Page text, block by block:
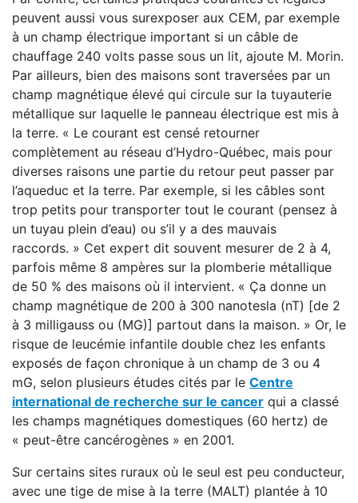
peuvent aussi vous surexposer aux CEM, par exemple
à un champ électrique important si un câble de
chauffage 240 volts passe sous un lit, ajoute M. Morin.
Par ailleurs, bien des maisons sont traversées par un
champ magnétique élevé qui circule sur la tuyauterie
métallique sur laquelle le panneau électrique est mis à
la terre. « Le courant est censé retourner
complètement au réseau d’Hydro-Québec, mais pour
diverses raisons une partie du retour peut passer par
l’aqueduc et la terre. Par exemple, si les câbles sont
trop petits pour transporter tout le courant (pensez à
un tuyau plein d’eau) ou s’il y a des mauvais
raccords. » Cet expert dit souvent mesurer de 2 à 4,
parfois même 8 ampères sur la plomberie métallique
de 50 % des maisons où il intervient. « Ça donne un
champ magnétique de 200 à 300 nanotesla (nT) [de 2
à 3 milligauss ou (MG)] partout dans la maison. » Or, le
risque de leucémie infantile double chez les enfants
exposés de façon chronique à un champ de 3 ou 4
mG, selon plusieurs études cités par le Centre
international de recherche sur le cancer qui a classé
les champs magnétiques domestiques (60 hertz) de
« peut-être cancérogènes » en 2001.
Sur certains sites ruraux où le seul est peu conducteur,
avec une tige de mise à la terre (MALT) plantée à 10